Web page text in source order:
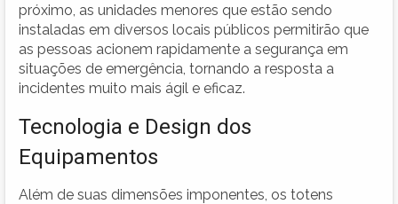
próximo, as unidades menores que estão sendo
instaladas em diversos locais públicos permitirão que
as pessoas acionem rapidamente a segurança em
situações de emergência, tornando a resposta a
incidentes muito mais ágil e eficaz.
Tecnologia e Design dos
Equipamentos
Além de suas dimensões imponentes, os totens